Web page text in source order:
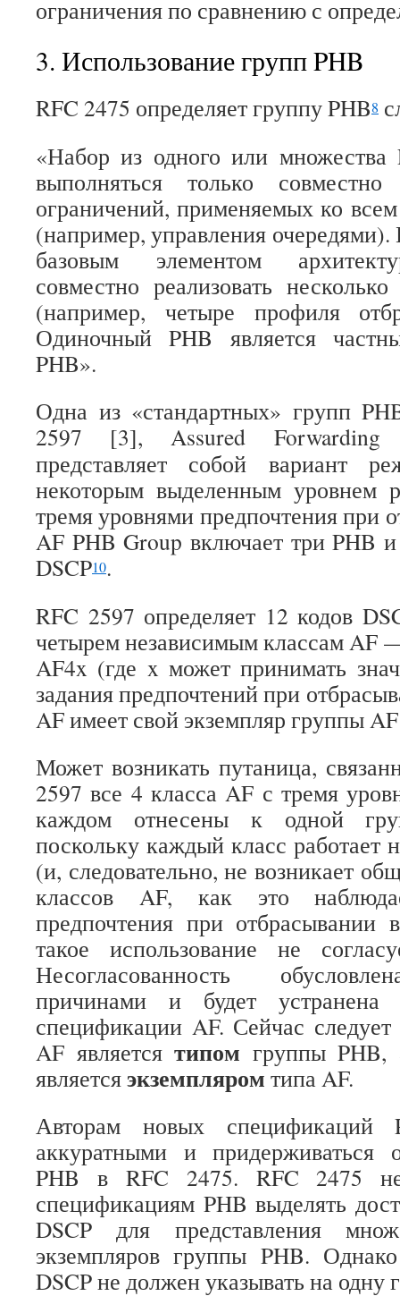
ограничения по сравнению с
3. Использование групп PHB
RFC 2475 определяет группу PHB8
«Набор из одного или множества
выполняться только
ограничений, применяемых ко
(например, управления очередями).
базовым элементом
совместно реализовать
(например, четыре профиля
Одиночный PHB является
PHB».
Одна из «стандартных» групп
2597 [3], Assured
представляет собой вариант
некоторым выделенным уровнем
тремя уровнями предпочтения при
AF PHB Group включает три PHB и
DSCP10.
RFC 2597 определяет 12 кодов
четырем независимым классам AF
AF4x (где x может принимать
задания предпочтений при
AF имеет свой экземпляр группы
Может возникать путаница,
2597 все 4 класса AF с тремя
каждом отнесены к одной
поскольку каждый класс работает
(и, следовательно, не возникает
классов AF, как это
предпочтения при отбрасывании
такое использование не
Несогласованность
причинами и будет
спецификации AF. Сейчас
AF является типом группы
являетсяэкземпляромтипа AF.
Авторам новых спецификаций
аккуратными и придерживаться
PHB в RFC 2475. RFC 2475
спецификациям PHB выделять
DSCP для представления
экземпляров группы PHB.
DSCP не должен указывать на одну